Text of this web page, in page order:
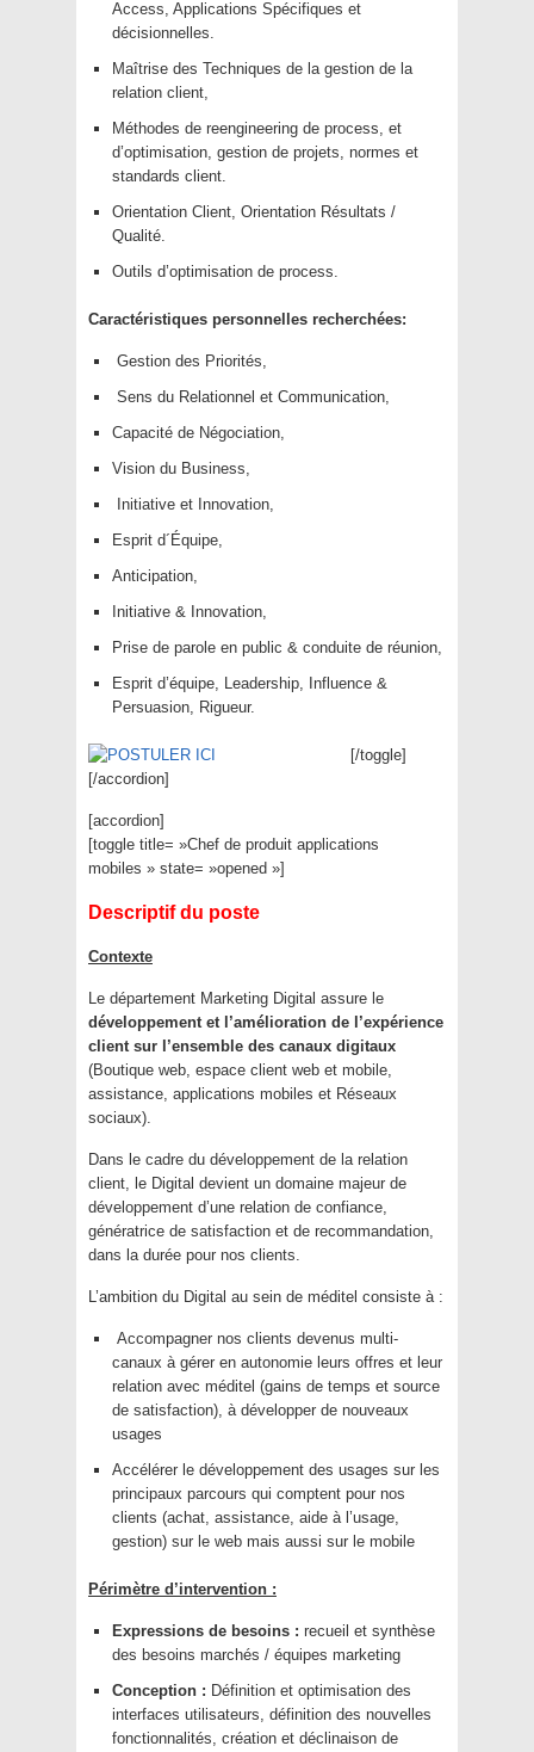
Access, Applications Spécifiques et
décisionnelles.
Maîtrise des Techniques de la gestion de la
relation client,
Méthodes de reengineering de process, et
d’optimisation, gestion de projets, normes et
standards client.
Orientation Client, Orientation Résultats /
Qualité.
Outils d’optimisation de process.
Caractéristiques personnelles recherchées:
Gestion des Priorités,
Sens du Relationnel et Communication,
Capacité de Négociation,
Vision du Business,
Initiative et Innovation,
Esprit d´Équipe,
Anticipation,
Initiative & Innovation,
Prise de parole en public & conduite de réunion,
Esprit d’équipe, Leadership, Influence &
Persuasion, Rigueur.
[/toggle]
[/accordion]
[accordion]
[toggle title= »Chef de produit applications
mobiles » state= »opened »]
Descriptif du poste
Contexte
Le département Marketing Digital assure le
développement et l’amélioration de l’expérience
client sur l’ensemble des canaux digitaux
(Boutique web, espace client web et mobile,
assistance, applications mobiles et Réseaux
sociaux).
Dans le cadre du développement de la relation
client, le Digital devient un domaine majeur de
développement d’une relation de confiance,
génératrice de satisfaction et de recommandation,
dans la durée pour nos clients.
L’ambition du Digital au sein de méditel consiste à :
Accompagner nos clients devenus multi-
canaux à gérer en autonomie leurs offres et leur
relation avec méditel (gains de temps et source
de satisfaction), à développer de nouveaux
usages
Accélérer le développement des usages sur les
principaux parcours qui comptent pour nos
clients (achat, assistance, aide à l’usage,
gestion) sur le web mais aussi sur le mobile
Périmètre d’intervention :
Expressions de besoins : recueil et synthèse
des besoins marchés / équipes marketing
Conception : Définition et optimisation des
interfaces utilisateurs, définition des nouvelles
fonctionnalités, création et déclinaison de